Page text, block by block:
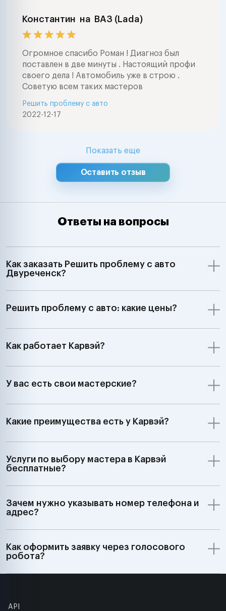
Константин на ВАЗ (Lada)
Огромное спасибо Роман ! Диагноз был
поставлен в две минуты . Настоящий профи
своего дела ! Автомобиль уже в строю .
Советую всем таких мастеров
2022-12-17
Решить проблему с авто
Показать еще
Оставить отзыв
Ответы на вопросы
Как заказать Решить проблему с авто
Двуреченск?
Решить проблему с авто: какие цены?
Как работает Карвэй?
У вас есть свои мастерские?
Какие преимущества есть у Карвэй?
Услуги по выбору мастера в Карвэй
бесплатные?
Зачем нужно указывать номер телефона и
адрес?
Как оформить заявку через голосового
робота?
API